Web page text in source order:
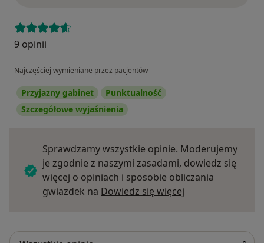
9 opinii
Najczęściej wymieniane przez pacjentów
Przyjazny gabinet
Punktualność
Szczegółowe wyjaśnienia
Sprawdzamy wszystkie opinie. Moderujemy
je zgodnie z naszymi zasadami, dowiedz się
więcej o opiniach i sposobie obliczania
gwiazdek na Dowiedz się więcej